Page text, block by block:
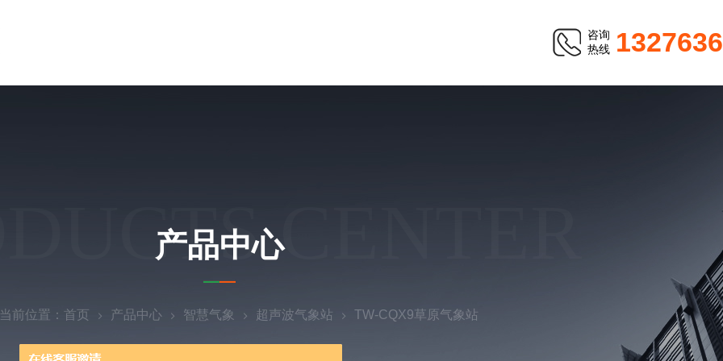
咨询
热线
CENTER
产品中心
前位置： 首页 产品中心 智慧气象 超声波气象站 TW-CQX9草原气象站